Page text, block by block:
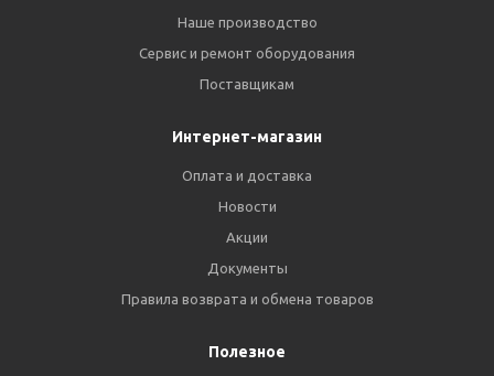
Наше производство
Сервис и ремонт оборудования
Поставщикам
Интернет-магазин
Оплата и доставка
Новости
Акции
Документы
Правила возврата и обмена товаров
Полезное